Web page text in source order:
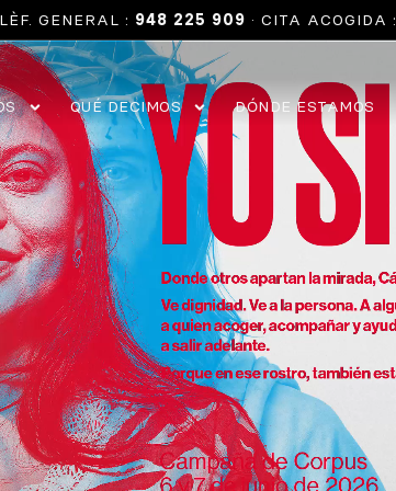
GENERAL : 948 225 909 · CITA ACOGIDA :
QUÉ DECIMOS DÓNDE ESTAMOS